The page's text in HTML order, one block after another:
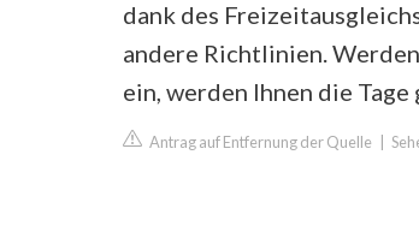
dank des
andere Richtlinien.
ein, werden Ihnen die
Antrag auf Entfernung der Quelle